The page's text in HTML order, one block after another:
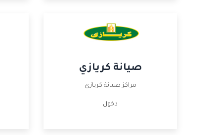
صيانة كريازي
مراكز صيانة كريازي
دخول